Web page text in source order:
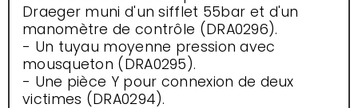
Draeger muni d'un sifflet 55bar et d'un
manomètre de contrôle (DRA0296).
- Un tuyau moyenne pression avec
mousqueton (DRA0295).
- Une pièce Y pour connexion de deux
victimes (DRA0294).